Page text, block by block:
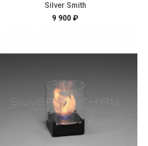
Silver Smith
9 900 ₽